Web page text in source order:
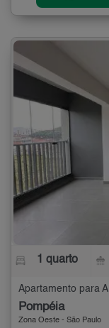
1 quarto
Apartamento para
Pompéia
Zona Oeste - São Paulo